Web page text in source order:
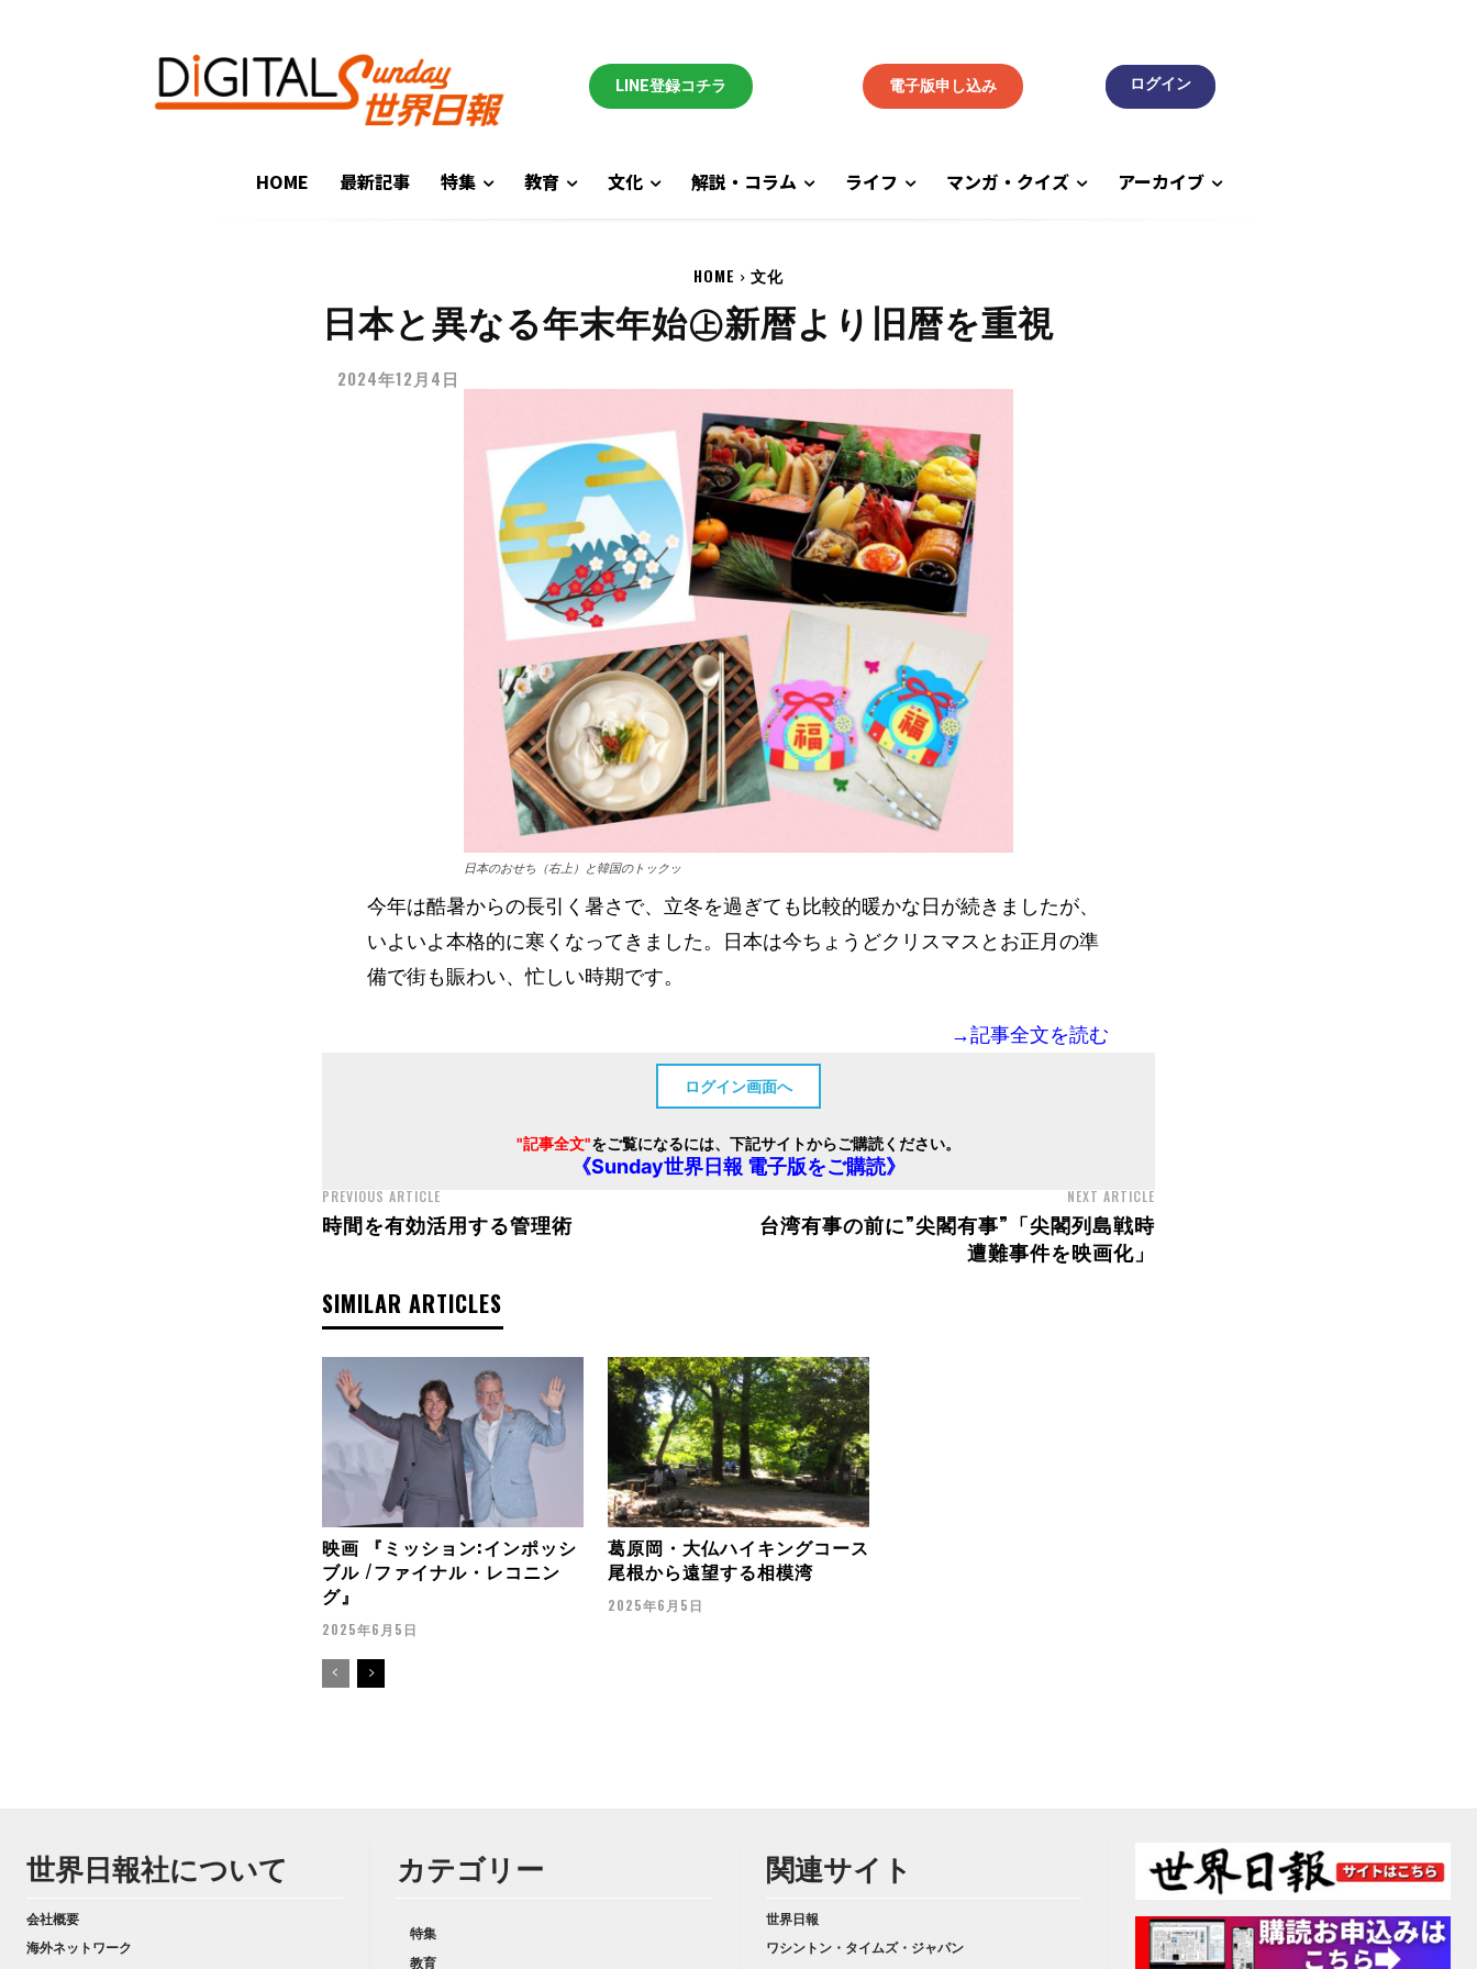
LINE登録コチラ 電子版申し込み
HOME 最新記事 特集 教育 文化 解説・コラム ライフ マンガ・クイズ アーカイブ
HOME 文化
日本と異なる年末年始㊤新暦より旧暦を重視
2024年12月4日
日本のおせち（右上）と韓国のトックッ
今年は酷暑からの長引く暑さで、立冬を過ぎても比較的暖かな日が続きましたが、
いよいよ本格的に寒くなってきました。日本は今ちょうどクリスマスとお正月の準
備で街も賑わい、忙しい時期です。
→記事全文を読む
ログイン画面へ
"記事全文"をご覧になるには、下記サイトからご購読ください。
《Sunday世界日報 電子版をご購読》
PREVIOUS ARTICLE
時間を有効活用する管理術
NEXT ARTICLE
台湾有事の前に”尖閣有事”「尖閣列島戦時
遭難事件を映画化」
SIMILAR ARTICLES
映画 『ミッション:インポッシ
ブル /ファイナル・レコニン
グ』
2025年6月5日
葛原岡・大仏ハイキングコース
尾根から遠望する相模湾
2025年6月5日
世界日報社について
会社概要
海外ネットワーク
カテゴリー
特集
教育
関連サイト
世界日報
ワシントン・タイムズ・ジャパン